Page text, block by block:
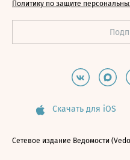
Политику по защите
Скачать для iOS
Сетевое издание Ведомости